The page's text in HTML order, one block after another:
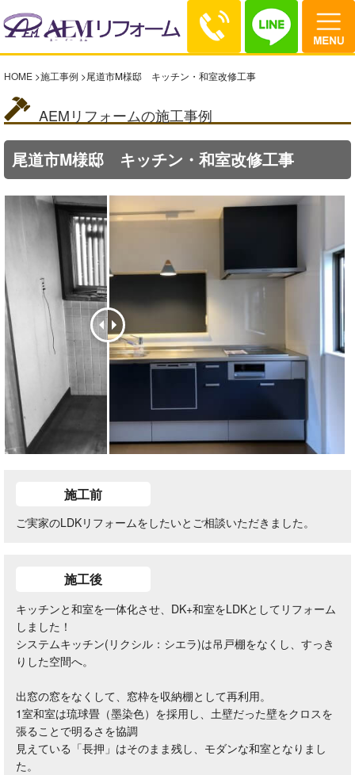
HOME >施工事例 >尾道市M様邸 キッチン・和室改修工事
AEMリフォームの施工事例
尾道市M様邸 キッチン・和室改修工事
施工前
ご実家のLDKリフォームをしたいとご相談いただきました。
施工後
キッチンと和室を一体化させ、DK+和室をLDKとしてリフォーム
しました！
システムキッチン(リクシル：シエラ)は吊戸棚をなくし、すっき
りした空間へ。
出窓の窓をなくして、窓枠を収納棚として再利用。
1室和室は琉球畳（墨染色）を採用し、土壁だった壁をクロスを
張ることで明るさを協調
見えている「長押」はそのまま残し、モダンな和室となりまし
た。